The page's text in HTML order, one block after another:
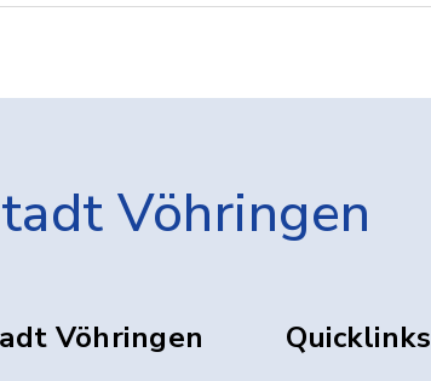
Vöhringen
Vöhringen Quicklinks